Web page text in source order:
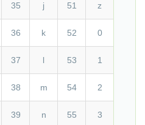
35 j 51 z
36 k 52 0
37 l 53 1
38 m 54 2
39 n 55 3